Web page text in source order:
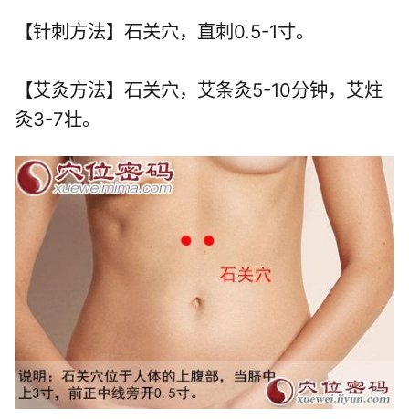
【针刺方法】石关穴，直刺0.5-1寸。
【艾灸方法】石关穴，艾条灸5-10分钟，艾炷
灸3-7壮。